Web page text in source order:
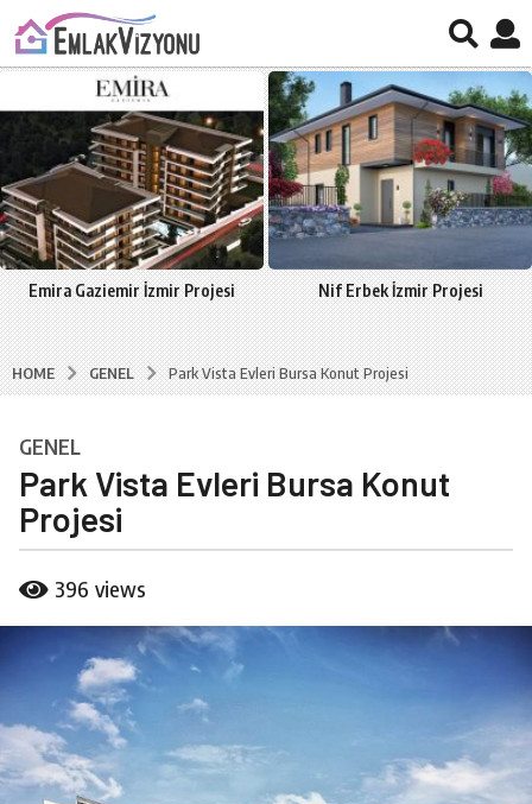
Emira Gaziemir İzmir Projesi Nif Erbek İzmir Projesi
HOME GENEL Park Vista Evleri Bursa Konut Projesi
7
y
ı
l
g
l
a
g
GENEL
Park Vista Evleri Bursa Konut
Projesi
y
B
u
C
a
l
396 views